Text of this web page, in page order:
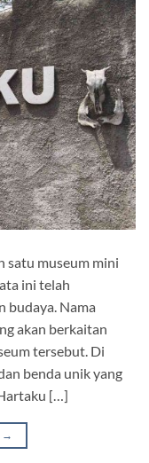
satu museum mini
ini telah
budaya. Nama
akan berkaitan
tersebut. Di
benda unik yang
[…]
→